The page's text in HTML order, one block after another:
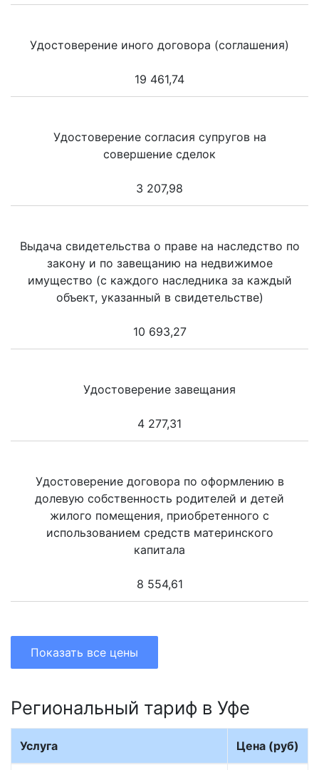
Удостоверение иного договора (соглашения)
19 461,74
Удостоверение согласия супругов на
совершение сделок
3 207,98
Выдача свидетельства о праве на наследство по
закону и по завещанию на недвижимое
имущество (с каждого наследника за каждый
объект, указанный в свидетельстве)
10 693,27
Удостоверение завещания
4 277,31
Удостоверение договора по оформлению в
долевую собственность родителей и детей
жилого помещения, приобретенного с
использованием средств материнского
капитала
8 554,61
Показать все цены
Региональный тариф в Уфе
Услуга Цена (руб)